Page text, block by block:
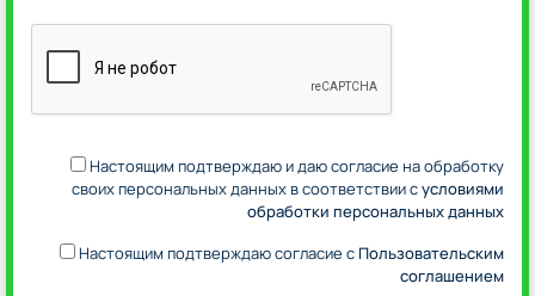
Настоящим подтверждаю и даю согласие на обработку
своих персональных данных в соответствии сусловиями
обработки персональных данных
Настоящим подтверждаю согласие сПользовательским
соглашением